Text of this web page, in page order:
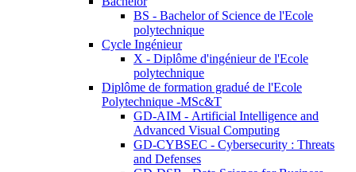
BS - Bachelor of Science de l'Ecole
polytechnique
Cycle Ingénieur
X - Diplôme d'ingénieur de l'Ecole
polytechnique
Diplôme de formation gradué de l'Ecole
Polytechnique -MSc&T
GD-AIM - Artificial Intelligence and
Advanced Visual Computing
GD-CYBSEC - Cybersecurity : Threats
and Defenses